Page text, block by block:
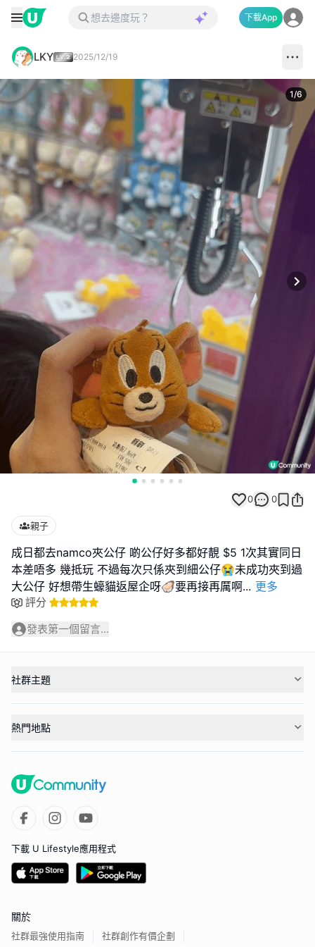
下載App
LKY 2025/12/19
1/6
0 0
親子
成日都去namco夾公仔 啲公仔好多都好靚 $5 1次其實同日
本差唔多 幾抵玩 不過每次只係夾到細公仔😭未成功夾到過
大公仔 好想帶生蠔貓返屋企呀🦪要再接再厲啊... 更多
評分
發表第一個留言...
社群主題
熱門地點
下載 U Lifestyle應用程式
關於
社群最強使用指南 社群創作有價企劃